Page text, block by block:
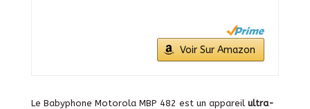
Voir Sur Amazon
Le Babyphone Motorola MBP 482 est un appareil ultra-